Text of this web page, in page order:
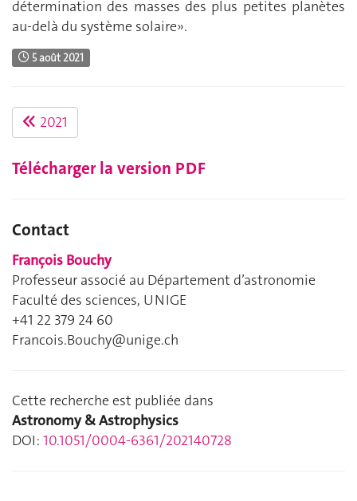
détermination des masses des plus petites planètes
au-delà du système solaire».
5 août 2021
2021
Télécharger la version PDF
Contact
François Bouchy
Professeur associé au Département d’astronomie
Faculté des sciences, UNIGE
+41 22 379 24 60
Francois.Bouchy@unige.ch
Cette recherche est publiée dans
Astronomy & Astrophysics
DOI: 10.1051/0004-6361/202140728